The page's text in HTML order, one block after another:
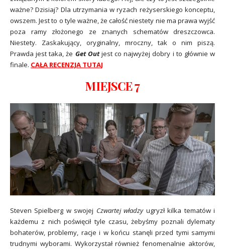
ważne? Dzisiaj? Dla utrzymania w ryzach reżyserskiego konceptu,
owszem. Jest to o tyle ważne, że całość niestety nie ma prawa wyjść
poza ramy złożonego ze znanych schematów dreszczowca.
Niestety. Zaskakujący, oryginalny, mroczny, tak o nim piszą.
Prawda jest taka, że Get Outjest co najwyżej dobry i to głównie w
finale. CAŁA RECENZJA TUTAJ
MIEJSCE 7
Steven Spielberg w swojej Czwartej władzyugryzł kilka tematów i
każdemu z nich poświęcił tyle czasu, żebyśmy poznali dylematy
bohaterów, problemy, racje i w końcu stanęli przed tymi samymi
trudnymi wyborami. Wykorzystał również fenomenalnie aktorów,